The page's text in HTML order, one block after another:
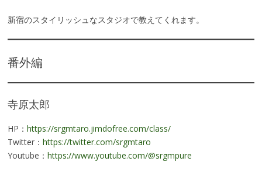
新宿のスタイリッシュなスタジオで教えてくれます。
番外編
寺原太郎
HP： https://srgmtaro.jimdofree.com/class/
Twitter： https://twitter.com/srgmtaro
Youtube： https://www.youtube.com/@srgmpure